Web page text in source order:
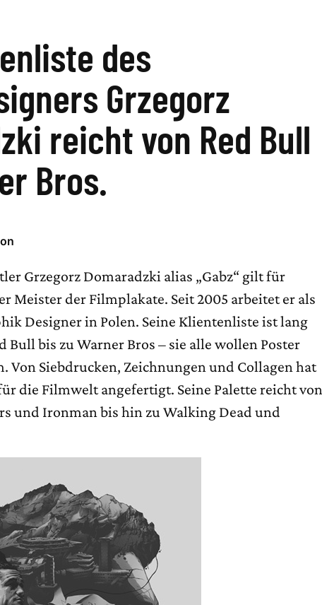
des
Grzegorz
reicht von Red Bull
Bros.
Grzegorz Domaradzki alias „Gabz“ gilt für
Meister der Filmplakate. Seit 2005 arbeitet er als
Designer in Polen. Seine Klientenliste ist lang
Bull bis zu Warner Bros – sie alle wollen Poster
Von Siebdrucken, Zeichnungen und Collagen hat
die Filmwelt angefertigt. Seine Palette reicht von
und Ironman bis hin zu Walking Dead und